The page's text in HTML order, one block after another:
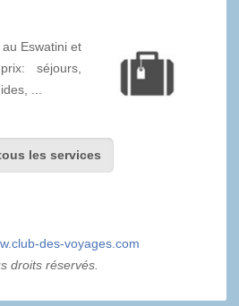
Eswatini et
séjours,
...
les services
des-voyages.com
droits réservés.